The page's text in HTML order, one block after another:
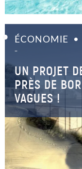
ÉCONOMIE
–
UN PROJET
PRÈS DE
VAGUES ‍!